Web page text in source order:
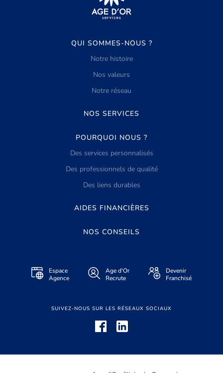
QUI SOMMES-NOUS ?
Notre histoire
Nos valeurs
Notre réseau
NOS SERVICES
POURQUOI NOUS ?
Des services personnalisés
Des professionnels de qualité
Des liens durables
AIDES FINANCIÈRES
NOS CONSEILS
Espace
Agence
Age d'Or
Recrute
Devenir
Franchisé
SUIVEZ-NOUS SUR LES RÉSEAUX SOCIAUX